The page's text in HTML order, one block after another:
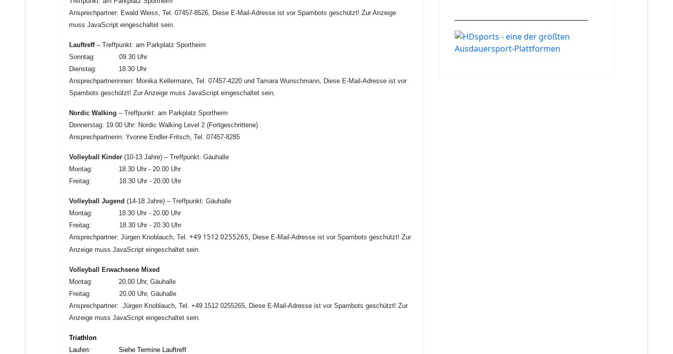
Ansprechpartner: Ewald Weiss, Tel. 07457-8526, Diese E-Mail-Adresse ist vor Spambots geschützt! Zur Anzeige
muss JavaScript eingeschaltet sein.
Lauftreff– Treffpunkt: am Parkplatz Sportheim
Sonntag: 09.30 Uhr
Dienstag: 18.30 Uhr
Ansprechpartnerinnen: Monika Kellermann, Tel. 07457-4220 und Tamara Wunschmann, Diese E-Mail-Adresse ist vor
Spambots geschützt! Zur Anzeige muss JavaScript eingeschaltet sein.
Nordic Walking – Treffpunkt: am Parkplatz Sportheim
Donnerstag: 19.00 Uhr: Nordic Walking Level 2 (Fortgeschrittene)
Ansprechpartnerin: Yvonne Endler-Fritsch, Tel. 07457-8285
Volleyball Kinder (10-13 Jahre) – Treffpunkt: Gäuhalle
Montag: 18.30 Uhr - 20.00 Uhr
Freitag: 18.30 Uhr - 20.00 Uhr
Volleyball Jugend (14-18 Jahre) – Treffpunkt: Gäuhalle
Montag: 18.30 Uhr - 20.00 Uhr
Freitag: 18.30 Uhr - 20.30 Uhr
Ansprechpartner: Jürgen Knoblauch, Tel. +49 1512 0255265, Diese E-Mail-Adresse ist vor Spambots geschützt! Zur
Anzeige muss JavaScript eingeschaltet sein.
Volleyball Erwachsene Mixed
Montag: 20.00 Uhr, Gäuhalle
Freitag: 20.00 Uhr, Gäuhalle
Ansprechpartner: Jürgen Knoblauch, Tel. +49 1512 0255265, Diese E-Mail-Adresse ist vor Spambots geschützt! Zur
Anzeige muss JavaScript eingeschaltet sein.
Triathlon
Laufen: Siehe Termine Lauftreff